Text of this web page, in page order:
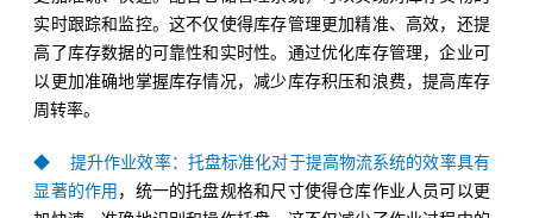
实时跟踪和监控。这不仅使得库存管理更加精准、高效，还提
高了库存数据的可靠性和实时性。通过优化库存管理，企业可
以更加准确地掌握库存情况，减少库存积压和浪费，提高库存
周转率。
◆ 提升作业效率： 托盘标准化对于提高物流系统的效率具有
显著的作用 ，统一的托盘规格和尺寸使得仓库作业人员可以更